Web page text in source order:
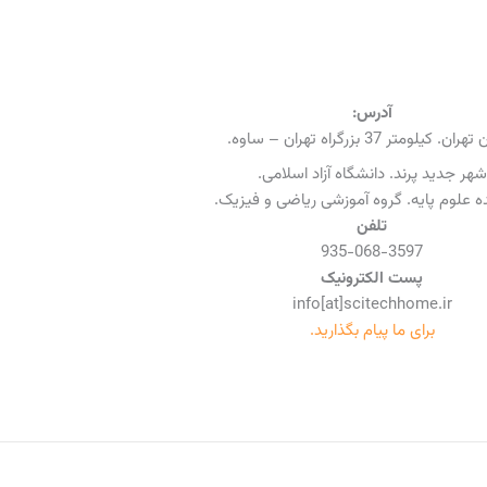
آدرس:
کیلومتر 37 بزرگراه تهران – ساوه.
شهر جدید پرند. دانشگاه آزاد اسلامی.
علوم پایه. گروه آموزشی ریاضی و فیزیک.
تلفن
935-068-3597
پست الکترونیک
info[at]scitechhome.ir
برای ما پیام بگذارید.